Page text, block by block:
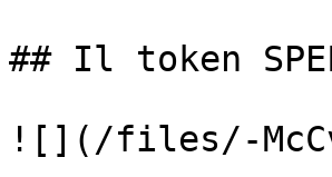
## Il token
![](/files/-